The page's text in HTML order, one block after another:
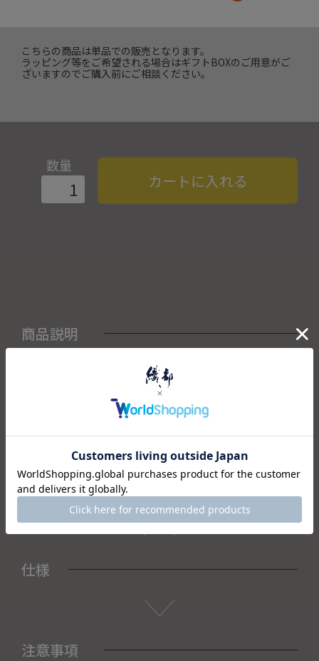
こちらの商品は単品での販売となります。
ラッピング等をご希望される場合はギフトBOXのご用意がご
ざいますのでご購入前にご相談ください。
数量
カートに入れる
商品説明
こちらの商品は織部下北沢店にて展示販売中の作品になりま
ご注文いただいたタイミングによって織部下北沢店頭で売り
後、送料を再計算し改めてご請求金額についてのご連絡をさ
せていただきます。
予めご了承くださいませ。
仕様
注意事項